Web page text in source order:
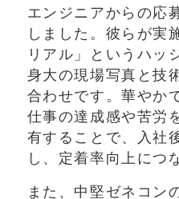
エンジニアからの応
しました。彼らが実
リアル」というハッ
身大の現場写真と技
合わせです。華やか
仕事の達成感や苦労
有することで、入社
し、定着率向上につ
また、中堅ゼネコン